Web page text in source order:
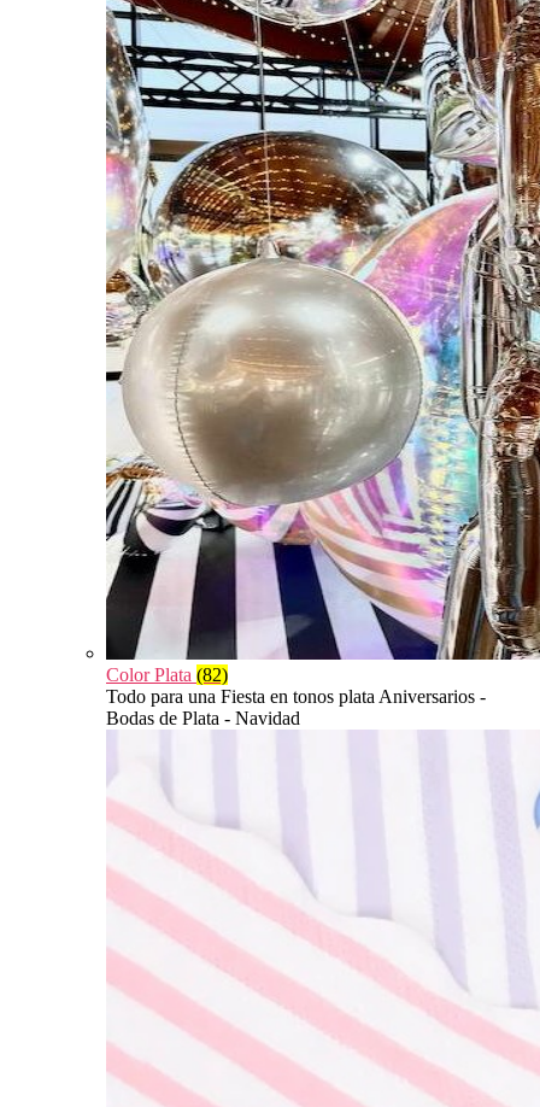
Color Plata (82)
Todo para una Fiesta en tonos plata Aniversarios -
Bodas de Plata - Navidad